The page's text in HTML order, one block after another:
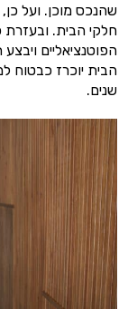
שהנכס מוכן. ועל
חלקי הבית. ובעזרת
הפוטנציאליים
הבית יוכרז כבטוח
שנים.